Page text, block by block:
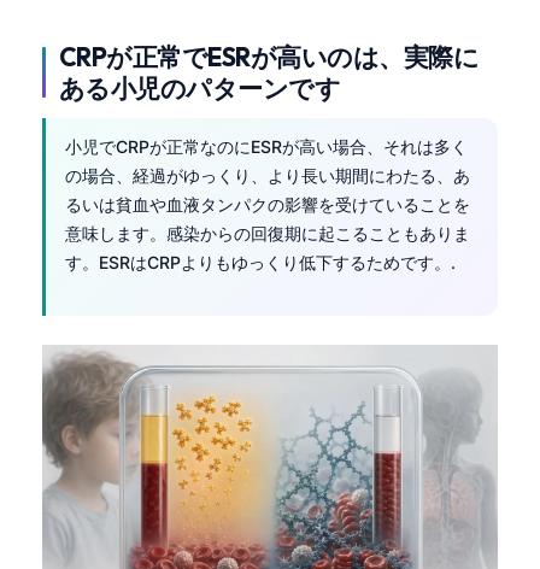
CRPが正常でESRが高いのは、実際に
ある小児のパターンです
小児でCRPが正常なのにESRが高い場合、それは多く
の場合、経過がゆっくり、より長い期間にわたる、あ
るいは貧血や血液タンパクの影響を受けていることを
意味します。感染からの回復期に起こることもありま
す。ESRはCRPよりもゆっくり低下するためです。.
অসমীয়া
Galego
Latviešu valoda
Македонски јазик
Euskara
Gàidhlig
العربية المغربية
Afrikaans
Монгол
ພາສາລາວ
Basa Jawa
Cebuano